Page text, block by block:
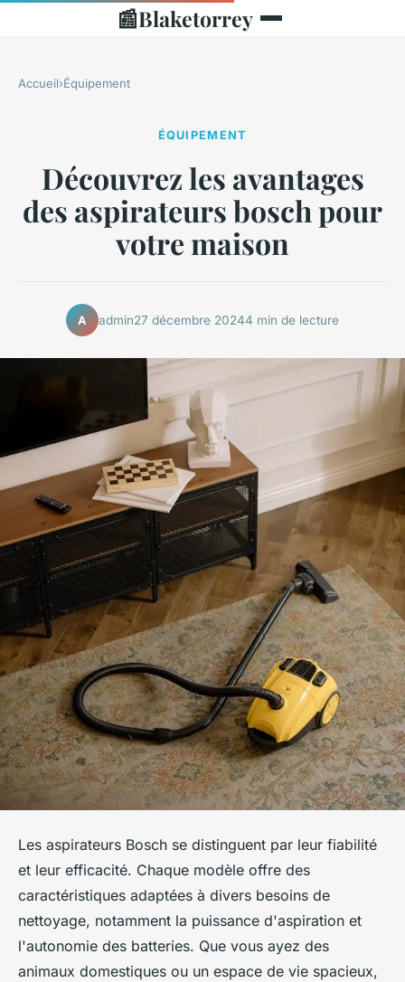
📰Blaketorrey
Accueil›Équipement
ÉQUIPEMENT
Découvrez les avantages
des aspirateurs bosch pour
votre maison
A admin27 décembre 20244 min de lecture
Les aspirateurs Bosch se distinguent par leur fiabilité
et leur efficacité. Chaque modèle offre des
caractéristiques adaptées à divers besoins de
nettoyage, notamment la puissance d'aspiration et
l'autonomie des batteries. Que vous ayez des
animaux domestiques ou un espace de vie spacieux,